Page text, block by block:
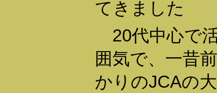
てきました
20代中心で
囲気で、一昔
かりのJCAの